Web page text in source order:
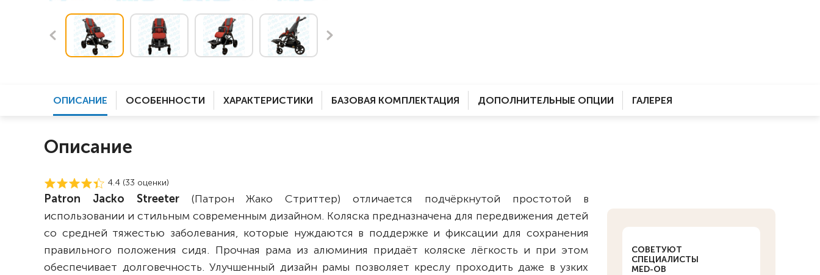
электроприводом
Скутеры
Оборудование с туалетом
колясок
Вертикализаторы
Кровати для дома
Кислородное оборудование
Для бассейна
Для ванны
Для дома
ОПИСАНИЕ ОСОБЕННОСТИ ХАРАКТЕРИСТИКИ БАЗОВАЯ КОМПЛЕКТАЦИЯ ДОПОЛНИТЕЛЬНЫЕ ОПЦИИ ГАЛЕРЕЯ
Описание
4.4 (33 оценки)
СОВЕТУЮТ
СПЕЦИАЛИСТЫ
MED-OB
Patron Jacko Streeter (Патрон Жако Стриттер)
отличается подчёркнутой простотой в
использовании и стильным современным дизайном. Коляска предназначена для передвижения детей
со средней тяжестью заболевания, которые нуждаются в поддержке и фиксации для сохранения
правильного положения сидя. Прочная рама из алюминия придаёт коляске лёгкость и при этом
обеспечивает долговечность. Улучшенный дизайн рамы позволяет креслу проходить даже в узких